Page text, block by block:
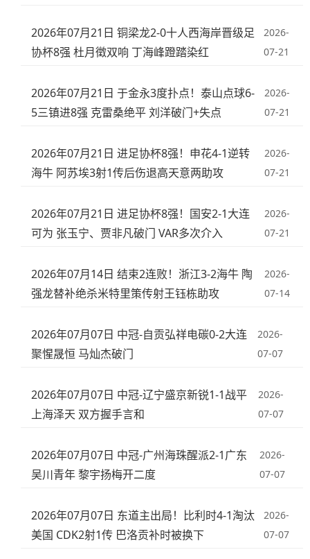
2026年07月21日 铜梁龙2-0十人西海岸晋级足
协杯8强 杜月徵双响 丁海峰蹬踏染红
2026-
07-21
2026年07月21日 于金永3度扑点！泰山点球6-
5三镇进8强 克雷桑绝平 刘洋破门+失点
2026-
07-21
2026年07月21日 进足协杯8强！申花4-1逆转
海牛 阿苏埃3射1传后伤退高天意两助攻
2026-
07-21
2026年07月21日 进足协杯8强！国安2-1大连
可为 张玉宁、贾非凡破门 VAR多次介入
2026-
07-21
2026年07月14日 结束2连败！浙江3-2海牛 陶
强龙替补绝杀米特里策传射王钰栋助攻
2026-
07-14
2026年07月07日 中冠-自贡弘祥电碳0-2大连
聚惺晟恒 马灿杰破门
2026-
07-07
2026年07月07日 中冠-辽宁盛京新锐1-1战平
上海泽天 双方握手言和
2026-
07-07
2026年07月07日 中冠-广州海珠醒派2-1广东
吴川青年 黎宇扬梅开二度
2026-
07-07
2026年07月07日 东道主出局！比利时4-1淘汰
美国 CDK2射1传 巴洛贡补时被换下
2026-
07-07